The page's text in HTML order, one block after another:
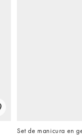
Set de manicura en